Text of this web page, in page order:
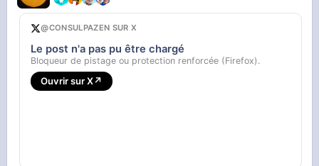
@CONSULPAZEN SUR X
Le post n'a pas pu être chargé
Bloqueur de pistage ou protection renforcée (Firefox).
Ouvrir sur X↗